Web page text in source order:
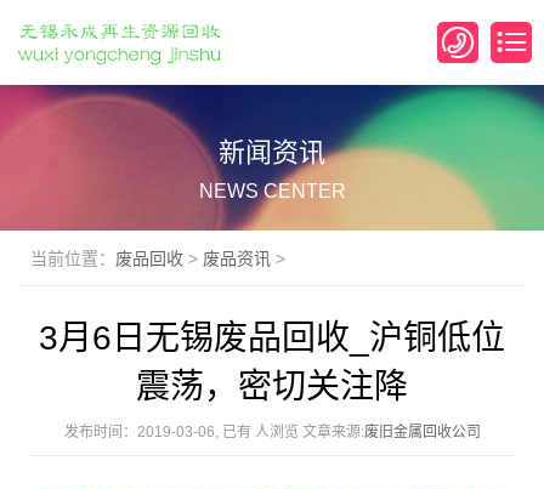
新闻资讯
NEWS CENTER
当前位置： 废品回收 > 废品资讯 >
3月6日无锡废品回收_沪铜低位
震荡，密切关注降
发布时间：2019-03-06, 已有 人浏览 文章来源:废旧金属回收公司